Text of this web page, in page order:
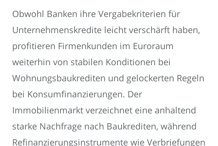
Obwohl Banken ihre Vergabekriterien für
Unternehmenskredite leicht verschärft haben,
profitieren Firmenkunden im Euroraum
weiterhin von stabilen Konditionen bei
Wohnungsbaukrediten und gelockerten Regeln
bei Konsumfinanzierungen. Der
Immobilienmarkt verzeichnet eine anhaltend
starke Nachfrage nach Baukrediten, während
Refinanzierungsinstrumente wie Verbriefungen